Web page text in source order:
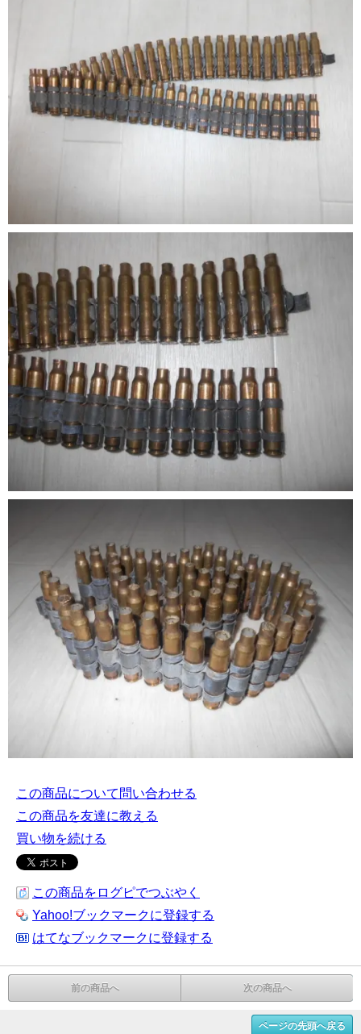
この商品について問い合わせる
この商品を友達に教える
買い物を続ける
この商品をログピでつぶやく
Yahoo!ブックマークに登録する
はてなブックマークに登録する
前の商品へ 次の商品へ
ページの先頭へ戻る